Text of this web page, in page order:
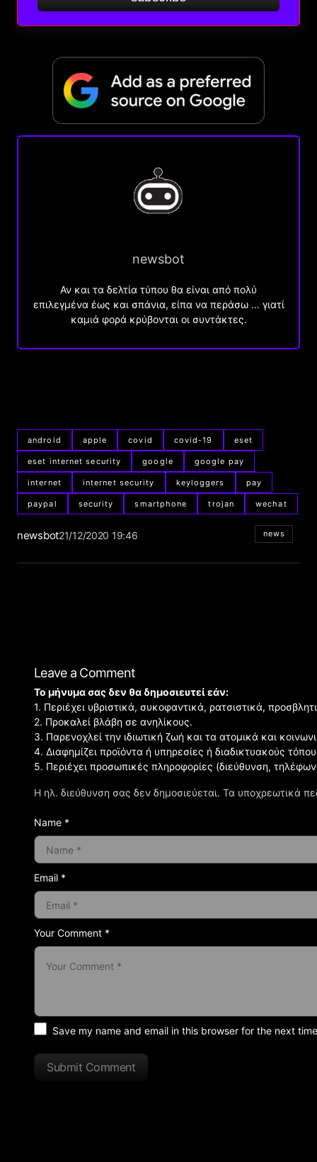
newsbot
Αν και τα δελτία τύπου θα είναι από πολύ
επιλεγμένα έως και σπάνια, είπα να περάσω … γιατί
καμιά φορά κρύβονται οι συντάκτες.
android apple covid covid-19 eset
eset internet security google google pay
internet internet security keyloggers pay
paypal security smartphone trojan wechat
newsbot21/12/2020 19:46 news
Leave a Comment
Η ηλ. διεύθυνση σας δεν δημοσιεύεται. Τα υποχρεωτικά
Your Comment *
Το μήνυμα σας δεν θα δημοσιευτεί εάν:
1. Περιέχει υβριστικά, συκοφαντικά, ρατσιστικά,
2. Προκαλεί βλάβη σε ανηλίκους.
3. Παρενοχλεί την ιδιωτική ζωή και τα ατομικά και
4. Διαφημίζει προϊόντα ή υπηρεσίες ή διαδικτυακούς
5. Περιέχει προσωπικές πληροφορίες (διεύθυνση,
Name *
Email *
Save my name and email in this browser for the next
Submit Comment